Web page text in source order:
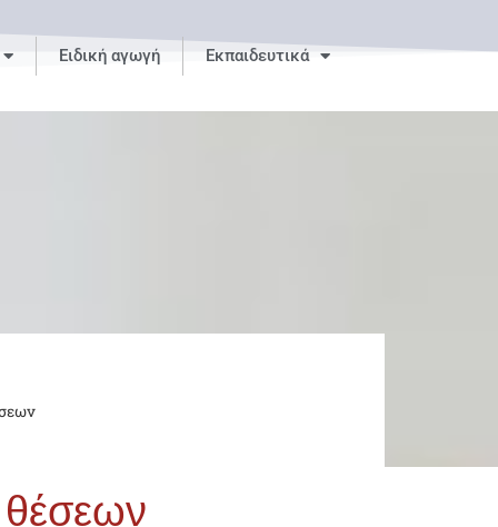
Ειδική αγωγή Εκπαιδευτικά